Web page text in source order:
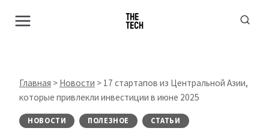
Главная > Новости > 17 стартапов из Центральной Азии,
которые привлекли инвестиции в июне 2025
НОВОСТИ ПОЛЕЗНОЕ СТАТЬИ